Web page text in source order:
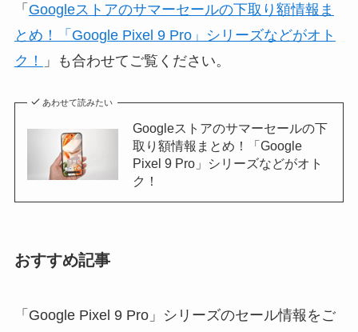
「 Googleストアのサマーセールの下取り額情報ま
とめ！「Google Pixel 9 Pro」シリーズなどがオト
ク！
」も合わせてご覧ください。
あわせて読みたい
Googleストアのサマーセールの下
取り額情報まとめ！「Google
Pixel 9 Pro」シリーズなどがオト
ク！
おすすめ記事
「Google Pixel 9 Pro」シリーズのセール情報をご